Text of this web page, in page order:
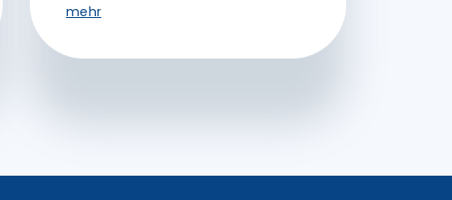
mehr